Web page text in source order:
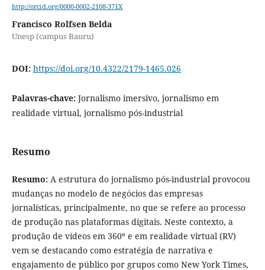
http://orcid.org/0000-0002-2108-371X
Francisco Rolfsen Belda
Unesp (campus Bauru)
DOI: https://doi.org/10.4322/2179-1465.026
Palavras-chave: Jornalismo imersivo, jornalismo em
realidade virtual, jornalismo pós-industrial
Resumo
Resumo:A estrutura do jornalismo pós-industrial provocou
mudanças no modelo de negócios das empresas
jornalísticas, principalmente, no que se refere ao processo
de produção nas plataformas digitais. Neste contexto, a
produção de vídeos em 360º e em realidade virtual (RV)
vem se destacando como estratégia de narrativa e
engajamento de público por grupos como New York Times,